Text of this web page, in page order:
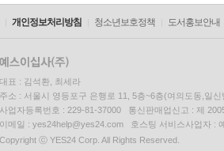
개인정보처리방침 청소년보호정책 도서홍보안내
대표 : 김석환, 최세라
주소 : 서울시 영등포구 은행로 11, 5층~6층(여의도동,일신
사업자등록번호 : 229-81-37000 통신판매업신고 : 제
이메일 : yes24help@yes24.com 호스팅 서비스사업자 :
Copyright ⓒ YES24 Corp. All Rights Reserved.